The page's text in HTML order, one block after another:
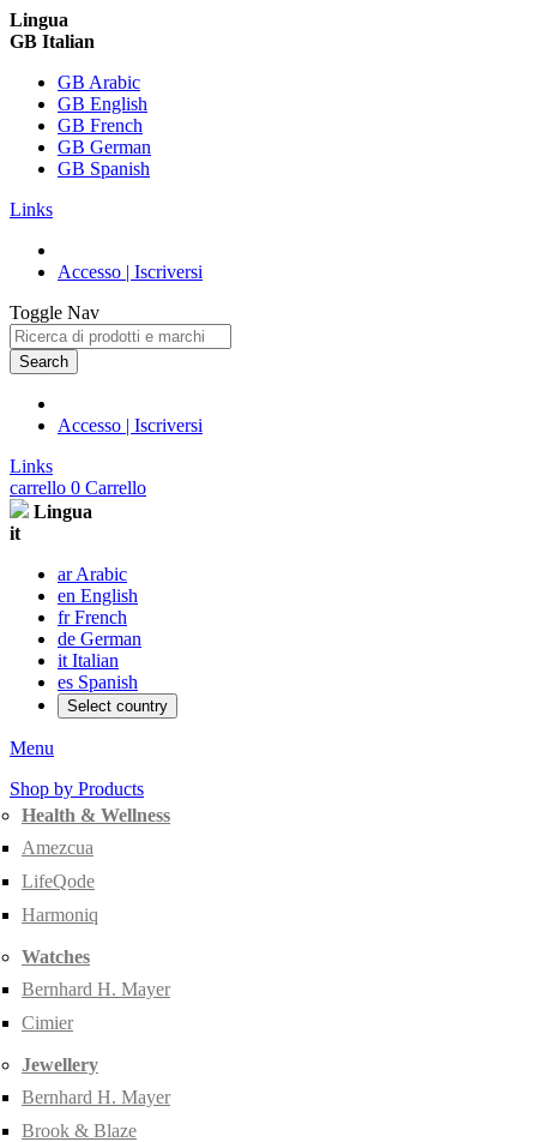
Lingua
GB Italian
GB Arabic
GB English
GB French
GB German
GB Spanish
Links
Accesso | Iscriversi
Toggle Nav
Search
Accesso | Iscriversi
Links
carrello 0 Carrello
Lingua
it
ar Arabic
en English
fr French
de German
it Italian
es Spanish
Select country
Menu
Shop by Products
Health & Wellness
Amezcua
LifeQode
Harmoniq
Watches
Bernhard H. Mayer
Cimier
Jewellery
Bernhard H. Mayer
Brook & Blaze